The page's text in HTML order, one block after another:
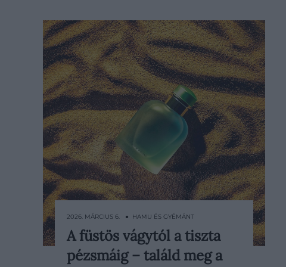
Az arab parfümök világa gyakran
tűnik elsőre átláthatatlannak vagy
2026. MÁRCIUS 6. ● HAMU ÉS GYÉMÁNT
A füstös vágytól a tiszta
pézsmáig – találd meg a